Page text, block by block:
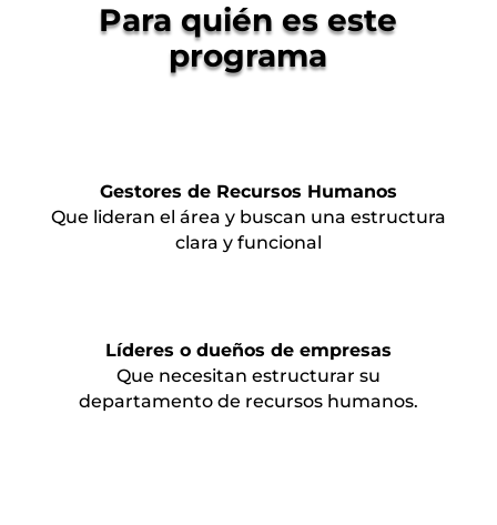
Para quién es este
programa
Gestores de Recursos Humanos
Que lideran el área y buscan una estructura
clara y funcional
Líderes o dueños de empresas
Que necesitan estructurar su
departamento de recursos humanos.